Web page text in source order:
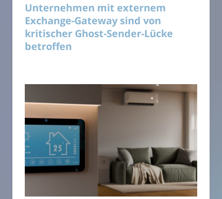
Unternehmen mit externem
Exchange-Gateway sind von
kritischer Ghost-Sender-Lücke
betroffen